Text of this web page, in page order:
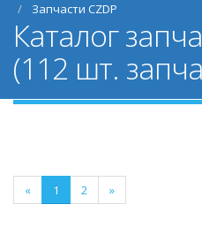
Запчасти CZDP
Каталог
(112 шт.
« 1 2 »